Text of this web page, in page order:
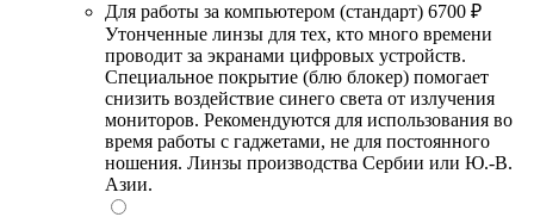
Для работы за компьютером (стандарт) 6700 ₽
Утонченные линзы для тех, кто много времени
проводит за экранами цифровых устройств.
Специальное покрытие (блю блокер) помогает
снизить воздействие синего света от излучения
мониторов. Рекомендуются для использования во
время работы с гаджетами, не для постоянного
ношения. Линзы производства Сербии или Ю.-В.
Азии.